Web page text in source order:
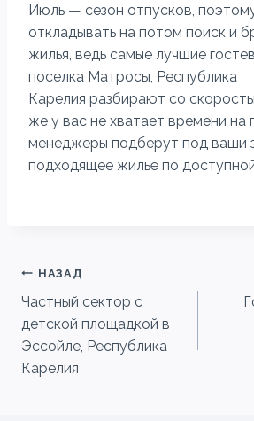
Июль — сезон отпусков,
откладывать на потом поиск и
жилья, ведь самые лучшие
поселка Матросы, Республика
Карелия разбирают со
же у вас не хватает времени на
менеджеры подберут под ваши
подходящее жильё по
Навигация
по
записям
НАЗАД
Частный сектор с
детской площадкой в
Эссойле, Республика
Карелия